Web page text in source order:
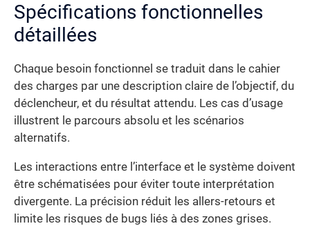
Spécifications fonctionnelles
détaillées
Chaque besoin fonctionnel se traduit dans le cahier
des charges par une description claire de l’objectif, du
déclencheur, et du résultat attendu. Les cas d’usage
illustrent le parcours absolu et les scénarios
alternatifs.
Les interactions entre l’interface et le système doivent
être schématisées pour éviter toute interprétation
divergente. La précision réduit les allers-retours et
limite les risques de bugs liés à des zones grises.